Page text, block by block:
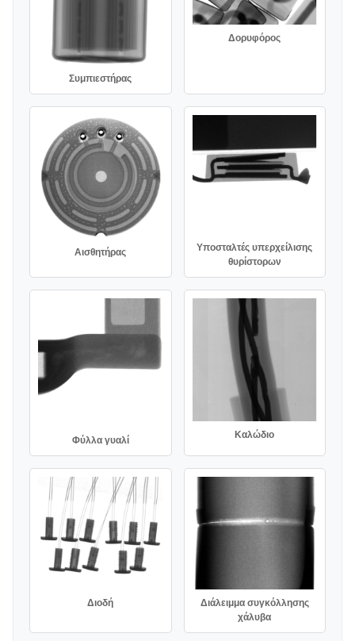
Συμπιεστήρας
Δορυφόρος
Αισθητήρας
Υποσταλτές υπερχείλισης
θυρίστορων
Φύλλα γυαλί
Καλώδιο
Διοδή
Διάλειμμα συγκόλλησης
χάλυβα